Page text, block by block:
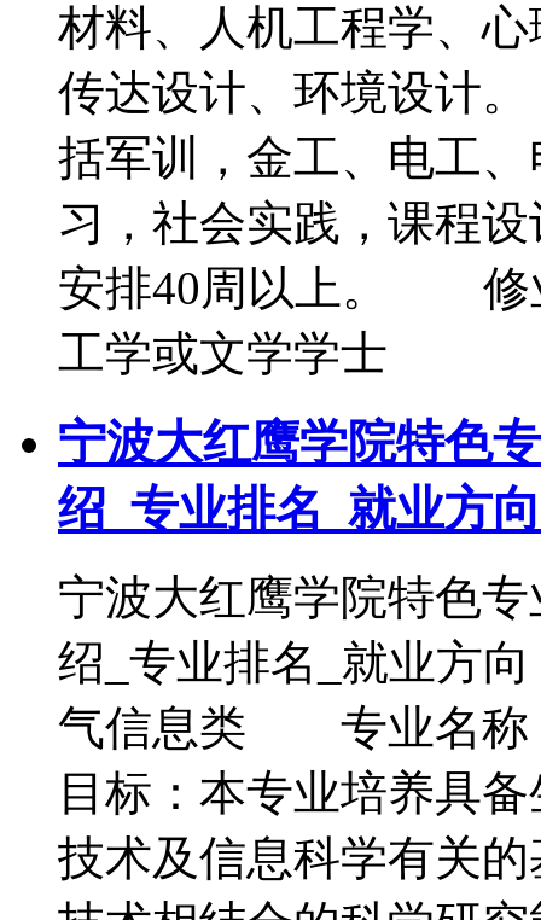
材料、人机工程学、
传达设计、环境设计
括军训，金工、电工
习，社会实践，课程
安排40周以上。
工学或文学学士
宁波大红鹰学院特色
绍_专业排名_就业方向
宁波大红鹰学院特色
绍_专业排名_就业
气信息类 专业名称
目标：本专业培养具
技术及信息科学有关